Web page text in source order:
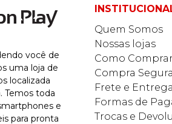
você de
uma loja de
localizada
Temos toda
e
para pronta
Quem Somos
Nossas lojas
Como Comprar
Compra Segura
Frete e Entrega
Formas de
Trocas e